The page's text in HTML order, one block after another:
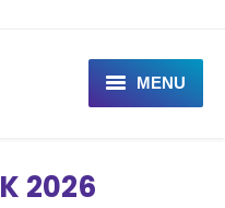
MENU
2026